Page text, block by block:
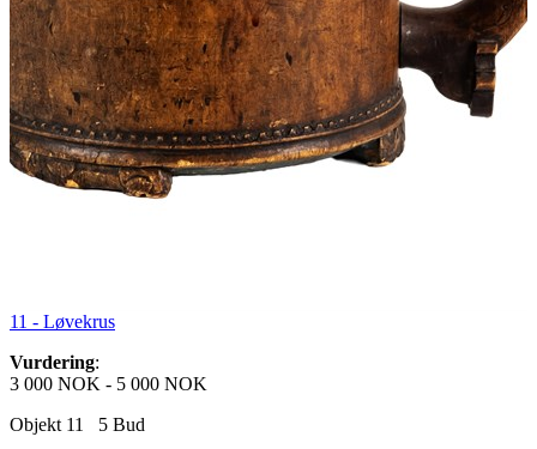
11 - Løvekrus
Vurdering:
3 000 NOK - 5 000 NOK
Objekt 11
5 Bud